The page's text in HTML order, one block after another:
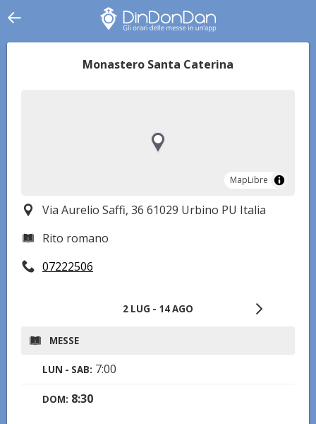
Monastero Santa Caterina
MapLibre
MapLibre
Via Aurelio Saffi, 36 61029 Urbino PU Italia
Rito romano
07222506
2 LUG - 14 AGO
MESSE
LUN - SAB: 7:00
DOM: 8:30